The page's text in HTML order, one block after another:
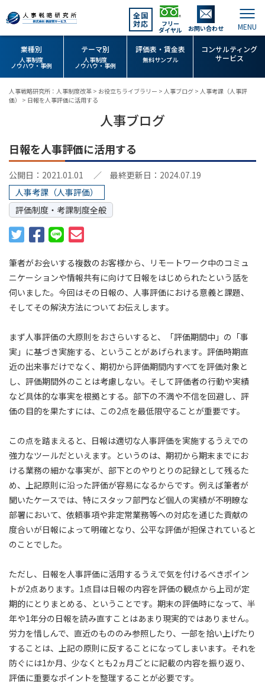
全国
対応
フリー
ダイヤル お問い合わせ
業種別
人事制度
ノウハウ・事例
テーマ別
人事制度
ノウハウ・事例
評価表・賃金表
無料サンプル
コンサルティング
サービス
人事戦略研究所：人事制度改革 > お役立ちライブラリー > 人事ブログ > 人事考課（人事評
価）
> 日報を人事評価に活用する
人事ブログ
日報を人事評価に活用する
公開日：2021.01.01
／ 最終更新日：2024.07.19
人事考課（人事評価）
評価制度・考課制度全般
筆者がお会いする複数のお客様から、リモートワーク中のコミュ
ニケーションや情報共有に向けて日報をはじめられたという話を
伺いました。今回はその日報の、人事評価における意義と課題、
そしてその解決方法についてお伝えします。
まず人事評価の大原則をおさらいすると、「評価期間中」の「事
実」に基づき実施する、ということがあげられます。評価時期直
近の出来事だけでなく、期初から評価期間内すべてを評価対象と
し、評価期間外のことは考慮しない。そして評価者の行動や実績
など具体的な事実を根拠とする。部下の不満や不信を回避し、評
価の目的を果たすには、この2点を最低限守ることが重要です。
この点を踏まえると、日報は適切な人事評価を実施するうえでの
強力なツールだといえます。というのは、期初から期末までにお
ける業務の細かな事実が、部下とのやりとりの記録として残るた
め、上記原則に沿った評価が容易になるからです。例えば筆者が
聞いたケースでは、特にスタッフ部門など個人の実績が不明瞭な
部署において、依頼事項や非定常業務等への対応を通じた貢献の
度合いが日報によって明確となり、公平な評価が担保されていると
のことでした。
ただし、日報を人事評価に活用するうえで気を付けるべきポイン
トが2点あります。1点目は日報の内容を評価の観点から上司が定
期的にとりまとめる、ということです。期末の評価時になって、半
年や1年分の日報を読み直すことはあまり現実的ではありません。
労力を惜しんで、直近のもののみ参照したり、一部を拾い上げたり
することは、上記の原則に反することになってしまいます。それを
防ぐには1か月、少なくとも2ヵ月ごとに記載の内容を振り返り、
評価に重要なポイントを整理することが必要です。